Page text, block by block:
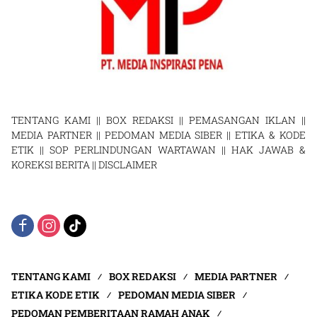
TENTANG KAMI || BOX REDAKSI || PEMASANGAN IKLAN ||
MEDIA PARTNER|| PEDOMAN MEDIA SIBER ||ETIKA & KODE
ETIK || SOP PERLINDUNGAN WARTAWAN || HAK JAWAB &
KOREKSI BERITA || DISCLAIMER
TENTANG KAMI BOX REDAKSI
MEDIA PARTNER
ETIKA KODE ETIK
PEDOMAN MEDIA SIBER
PEDOMAN PEMBERITAAN RAMAH ANAK